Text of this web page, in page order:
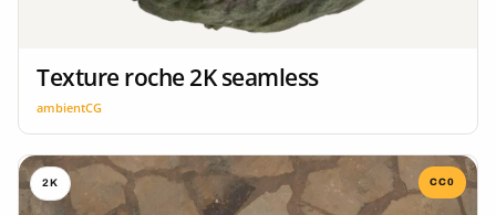
Texture roche 2K seamless
ambientCG
2K CC0